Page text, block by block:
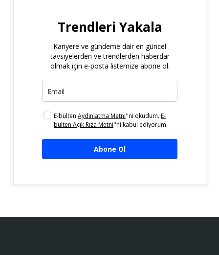
Trendleri Yakala
Kariyere ve gündeme dair en güncel
tavsiyelerden ve trendlerden haberdar
olmak için e-posta listemize abone ol.
E-bülten Aydınlatma Metni''ni okudum. E-
bülten Açık Rıza Metni''ni kabul ediyorum.
Abone Ol